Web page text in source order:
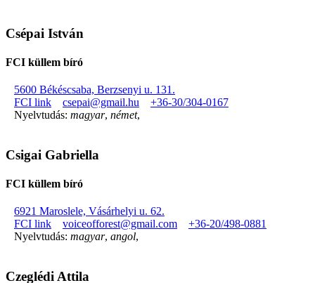
Csépai István
FCI küllem bíró
5600 Békéscsaba, Berzsenyi u. 131.
FCI link
csepai@gmail.hu
+36-30/304-0167
Nyelvtudás: magyar, német,
Csigai Gabriella
FCI küllem bíró
6921 Maroslele, Vásárhelyi u. 62.
FCI link
voiceofforest@gmail.com
+36-20/498-0881
Nyelvtudás: magyar, angol,
Czeglédi Attila